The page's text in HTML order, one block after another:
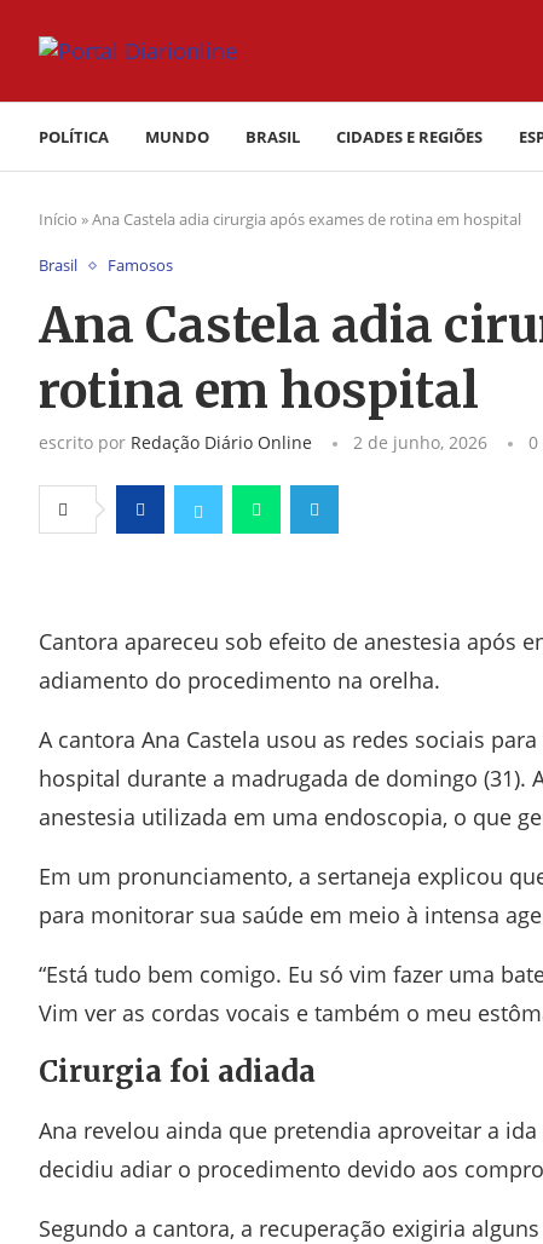
POLÍTICA MUNDO BRASIL CIDADES E REGIÕES
Início »Ana Castela adia cirurgia após exames de rotina em hospital
Brasil Famosos
Ana Castela adia
rotina em hospital
escrito por Redação Diário Online 2 de junho, 2026 0
Cantora apareceu sob efeito de anestesia após
adiamento do procedimento na orelha.
A cantora Ana Castela usou as redes sociais
hospital durante a madrugada de domingo (31).
anestesia utilizada em uma endoscopia, o que
Em um pronunciamento, a sertaneja explicou
para monitorar sua saúde em meio à intensa
“Está tudo bem comigo. Eu só vim fazer uma
Vim ver as cordas vocais e também o meu
Cirurgia foi adiada
Ana revelou ainda que pretendia aproveitar a
decidiu adiar o procedimento devido aos
Segundo a cantora, a recuperação exigiria